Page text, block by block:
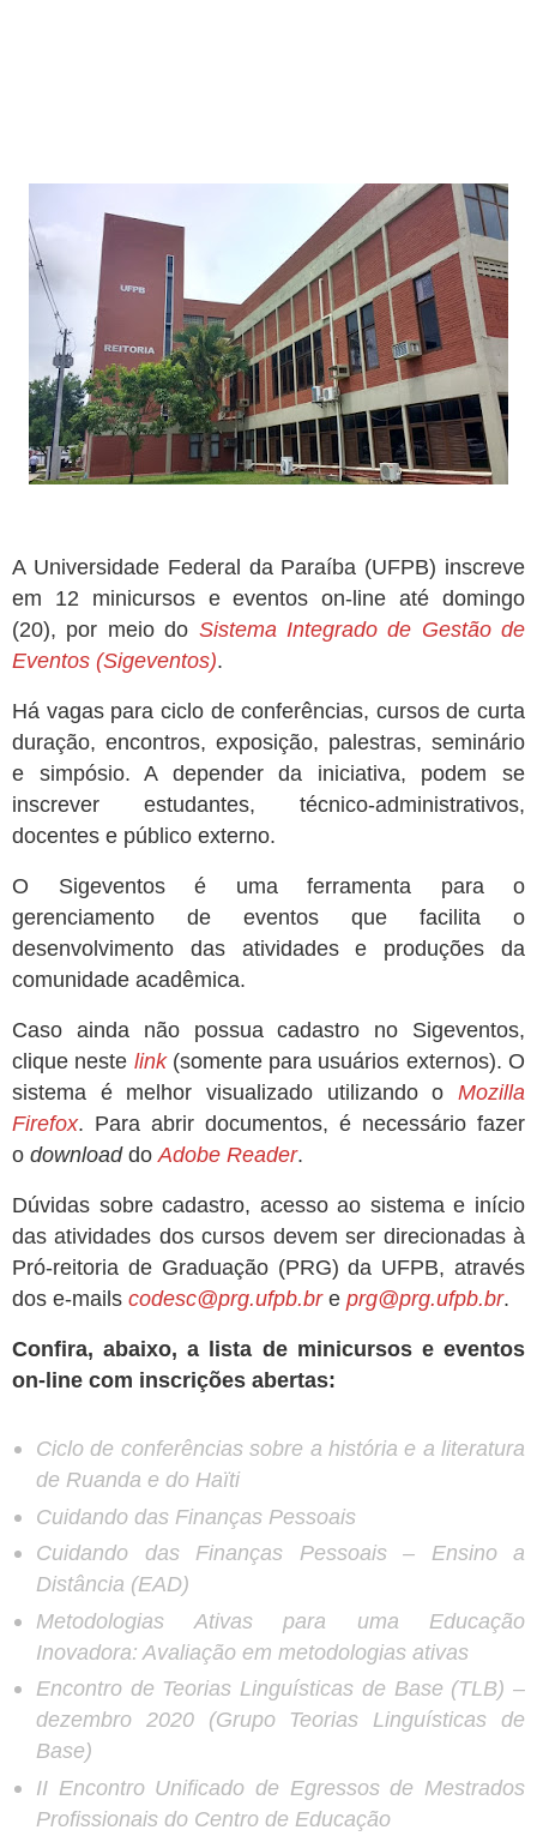
Jul 08, 2026
Reis e Rainhas do forró serão homenageados no São Pedro de Caiçara
Jul 07, 2026 ExpoSerra Araruna 2026 acontecerá de 10 a 12 de julho
Ago 05, 2026
Educação de Araruna alcança avanço histórico no IDEB 2025 e reafirma
compromisso com a qualidade do ensino
A Universidade Federal da Paraíba (UFPB) inscreve
em 12 minicursos e eventos on-line até domingo
(20), por meio do Sistema Integrado de Gestão de
Eventos (Sigeventos).
Há vagas para ciclo de conferências, cursos de curta
duração, encontros, exposição, palestras, seminário
e simpósio. A depender da iniciativa, podem se
inscrever estudantes, técnico-administrativos,
docentes e público externo.
O Sigeventos é uma ferramenta para o
gerenciamento de eventos que facilita o
desenvolvimento das atividades e produções da
comunidade acadêmica.
Caso ainda não possua cadastro no Sigeventos,
clique neste link(somente para usuários externos). O
sistema é melhor visualizado utilizando o Mozilla
Firefox. Para abrir documentos, é necessário fazer
o downloaddoAdobe Reader.
Dúvidas sobre cadastro, acesso ao sistema e início
das atividades dos cursos devem ser direcionadas à
Pró-reitoria de Graduação (PRG) da UFPB, através
dos e-mails codesc@prg.ufpb.bre prg@prg.ufpb.br.
Confira, abaixo, a lista de minicursos e eventos
on-line com inscrições abertas:
Ciclo de conferências sobre a história e a literatura
de Ruanda e do Haïti
Cuidando das Finanças Pessoais
Cuidando das Finanças Pessoais – Ensino a
Distância (EAD)
Metodologias Ativas para uma Educação
Inovadora: Avaliação em metodologias ativas
Encontro de Teorias Linguísticas de Base (TLB) –
dezembro 2020 (Grupo Teorias Linguísticas de
Base)
II Encontro Unificado de Egressos de Mestrados
Profissionais do Centro de Educação